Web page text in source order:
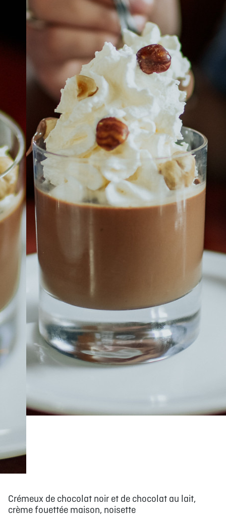
EN ÉPICERIE BOUTIQUE
TRAITEUR ÉVÉNEMENTIEL NOUS JOINDRE
DONNER VOTRE OPINION
Crémeux de chocolat noir et de chocolat au lait,
crème fouettée maison, noisette